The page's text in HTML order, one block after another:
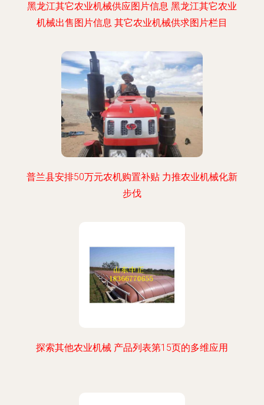
黑龙江其它农业机械供应图片信息 黑龙江其它农业
机械出售图片信息 其它农业机械供求图片栏目
普兰县安排50万元农机购置补贴 力推农业机械化新
步伐
探索其他农业机械 产品列表第15页的多维应用